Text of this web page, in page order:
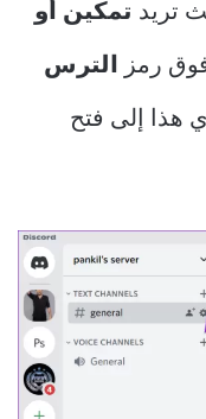
تريد تمكين أو
رمز الترس
هذا إلى فتح